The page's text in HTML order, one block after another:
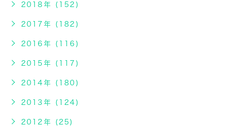
2018年 (152)
2017年 (182)
2016年 (116)
2015年 (117)
2014年 (180)
2013年 (124)
2012年 (25)